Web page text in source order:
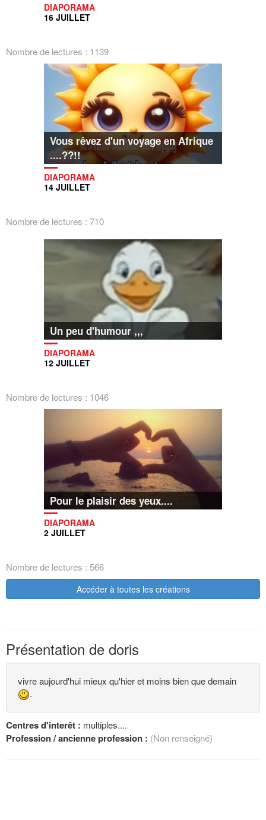
DIAPORAMA
16 JUILLET
Nombre de lectures : 1139
Vous rêvez d'un voyage en Afrique
....??!!
DIAPORAMA
14 JUILLET
Nombre de lectures : 710
Un peu d'humour ,,,
DIAPORAMA
12 JUILLET
Nombre de lectures : 1046
Pour le plaisir des yeux....
DIAPORAMA
2 JUILLET
Nombre de lectures : 566
Accéder à toutes les créations
Présentation de doris
vivre aujourd'hui mieux qu'hier et moins bien que demain
.
Centres d'interêt : multiples....
Profession / ancienne profession : (Non renseigné)